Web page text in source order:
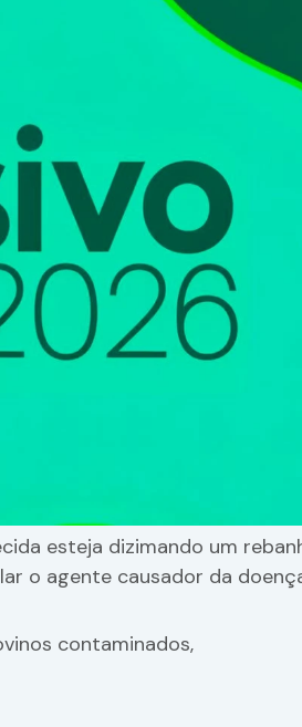
esteja dizimando um
o agente causador da
contaminados,